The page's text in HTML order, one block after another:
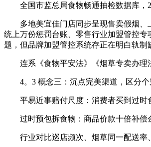
全国市监总局食物畅通抽检数据库，
多地美宜佳门店同步呈现售卖假烟、上
统上万份惩罚台账、零售行业加盟管控
题，但品牌加盟管控系统存正在明白轨
连系《食物平安法》《烟草专卖办理
4。3 概念三：沉点完美渠道，区分个
平易近事赔付尺度：消费者买到过时食
过时预包拆食物：商品价款十倍补偿金
行业对比巡店频次、烟草同一配送率